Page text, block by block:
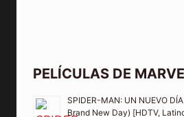
PELÍCULAS DE
SPIDER-MAN: UN NUEVO
Brand New Day) [HDTV,